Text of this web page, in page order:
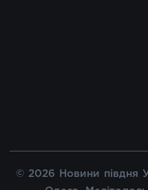
© 2026 Новини півдня